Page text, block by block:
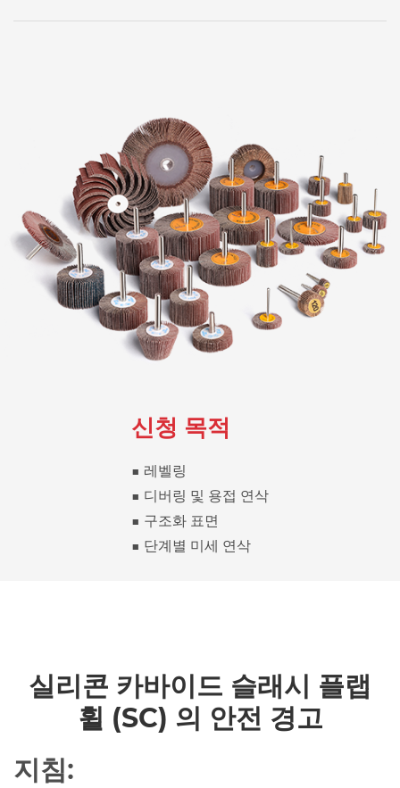
신청 목적
■ 레벨링
■ 디버링 및 용접 연삭
■ 구조화 표면
■ 단계별 미세 연삭
실리콘 카바이드 슬래시 플랩
휠 (SC) 의 안전 경고
지침: